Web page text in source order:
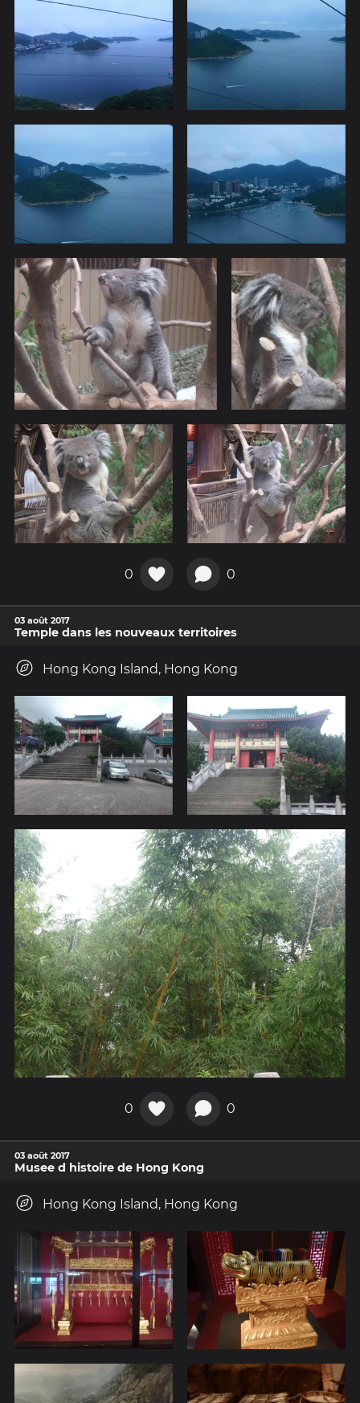
0 0
03 août 2017
Temple dans les nouveaux territoires
Hong Kong Island, Hong Kong
0 0
03 août 2017
Musee d histoire de Hong Kong
Hong Kong Island, Hong Kong